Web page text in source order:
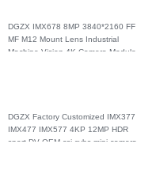
DGZX IMX678 8MP 3840*2160 FF
MF M12 Mount Lens Industrial
Machine Vision 4K Camera Module
DGZX Factory Customized IMX377
IMX477 IMX577 4KP 12MP HDR
sport DV OEM csi cvbs mipi camera